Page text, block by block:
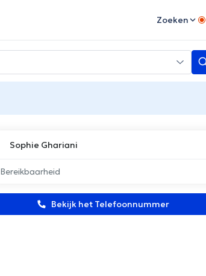
Zoeken
Sophie Ghariani
Bereikbaarheid
Bekijk het Telefoonnummer